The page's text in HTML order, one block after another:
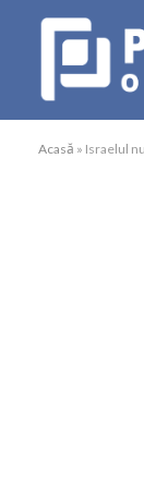
Acasă » Israelul